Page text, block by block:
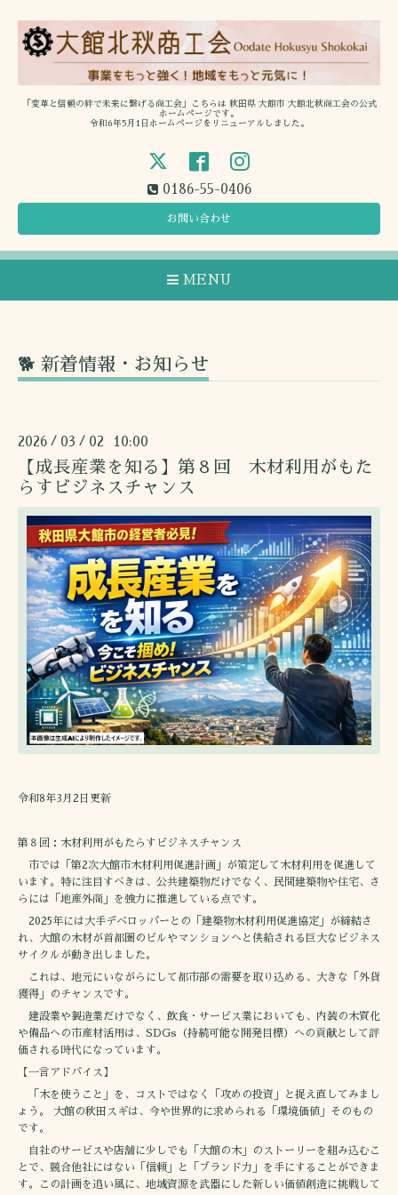
「変革と信頼の絆で未来に繋げる商工会」こちらは 秋田県 大館市 大館北秋商工会の公式
ホームページです。
令和6年5月1日ホームページをリニューアルしました。
0186-55-0406
お問い合わせ
MENU
🐕 新着情報・お知らせ
2026 / 03 / 02 10:00
【成長産業を知る】第８回 木材利用がもた
らすビジネスチャンス
令和8年3月2日更新
第８回：木材利用がもたらすビジネスチャンス
市では「第2次大館市木材利用促進計画」が策定して木材利用を促進して
います。特に注目すべきは、公共建築物だけでなく、民間建築物や住宅、さ
らには「地産外商」を強力に推進している点です。
2025年には大手デベロッパーとの「建築物木材利用促進協定」が締結さ
れ、大館の木材が首都圏のビルやマンションへと供給される巨大なビジネス
サイクルが動き出しました。
これは、地元にいながらにして都市部の需要を取り込める、大きな「外貨
獲得」のチャンスです。
建設業や製造業だけでなく、飲食・サービス業においても、内装の木質化
や備品への市産材活用は、SDGs（持続可能な開発目標）への貢献として評
価される時代になっています。
【一言アドバイス】
「木を使うこと」を、コストではなく「攻めの投資」と捉え直してみまし
ょう。 大館の秋田スギは、今や世界的に求められる「環境価値」そのもの
です。
自社のサービスや店舗に少しでも「大館の木」のストーリーを組み込むこ
とで、競合他社にはない「信頼」と「ブランド力」を手にすることができま
す。この計画を追い風に、地域資源を武器にした新しい価値創造に挑戦して